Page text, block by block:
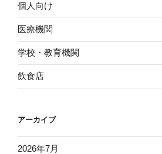
個人向け
医療機関
学校・教育機関
飲食店
アーカイブ
2026年7月